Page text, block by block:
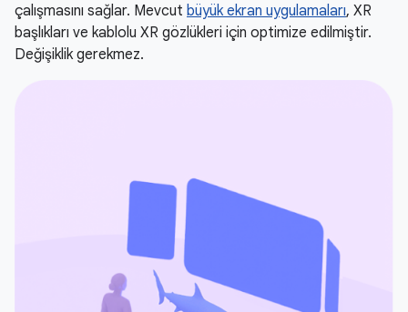
çalışmasını sağlar. Mevcut büyük ekran uygulamaları, XR
başlıkları ve kablolu XR gözlükleri için optimize edilmiştir.
Değişiklik gerekmez.